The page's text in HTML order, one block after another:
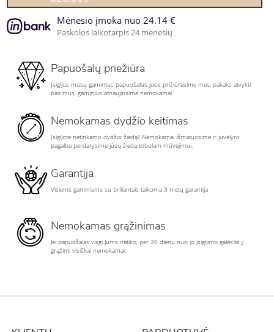
Mėnesio įmoka nuo 24.14 €
Paskolos laikotarpis 24 mėnesių
Papuošalų priežiūra
Įsigijus mūsų gamintus papuošalus juos prižiūrėsime mes, pakaks atvykti
pas mus, gaminius atnaujinsime nemokamai
Nemokamas dydžio keitimas
Įsigijote netinkamo dydžio žiedą? Nemokamai išmatuosime ir juvelyro
pagalba perdarysime jūsų žiedą tobulam mūvėjimui.
Garantija
Visiems gaminiams su briliantais taikoma 3 metų garantija
Nemokamas grąžinimas
Jei papuošalas visgi Jums netiko, per 30 dienų nuo jo įsigijimo galėsite jį
grąžinti visiškai nemokamai.